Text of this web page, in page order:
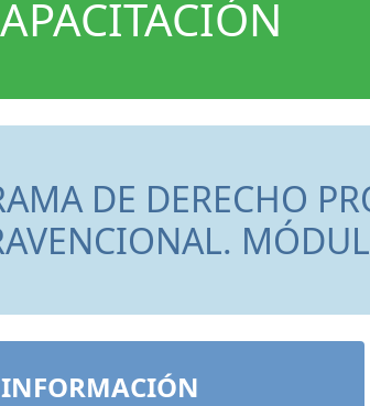
DE DERECHO
INFORMACIÓN